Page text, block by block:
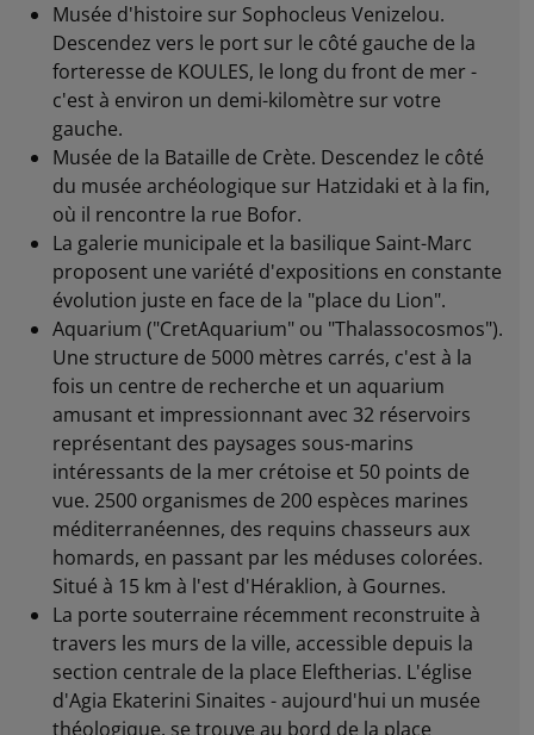
Musée d'histoire sur Sophocleus Venizelou.
Descendez vers le port sur le côté gauche de la
forteresse de KOULES, le long du front de mer -
c'est à environ un demi-kilomètre sur votre
gauche.
Musée de la Bataille de Crète. Descendez le côté
du musée archéologique sur Hatzidaki et à la fin,
où il rencontre la rue Bofor.
La galerie municipale et la basilique Saint-Marc
proposent une variété d'expositions en constante
évolution juste en face de la "place du Lion".
Aquarium ("CretAquarium" ou "Thalassocosmos").
Une structure de 5000 mètres carrés, c'est à la
fois un centre de recherche et un aquarium
amusant et impressionnant avec 32 réservoirs
représentant des paysages sous-marins
intéressants de la mer crétoise et 50 points de
vue. 2500 organismes de 200 espèces marines
méditerranéennes, des requins chasseurs aux
homards, en passant par les méduses colorées.
Situé à 15 km à l'est d'Héraklion, à Gournes.
La porte souterraine récemment reconstruite à
travers les murs de la ville, accessible depuis la
section centrale de la place Eleftherias. L'église
d'Agia Ekaterini Sinaites - aujourd'hui un musée
théologique, se trouve au bord de la place